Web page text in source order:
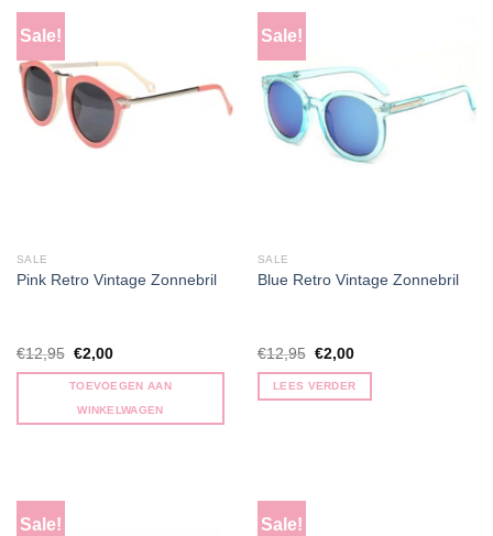
Sale!
SALE
Pink Retro Vintage Zonnebril
€12,95 Oorspronkelijke
was:
€2,00Huidige
is:
TOEVOEGEN AAN
WINKELWAGEN
Sale!
SALE
Blue Retro Vintage Zonnebril
€12,95 Oorspronkelijke
was:
€12,95.
€2,00Huidige
is:
€2,00.
LEES VERDER
Sale! Sale!